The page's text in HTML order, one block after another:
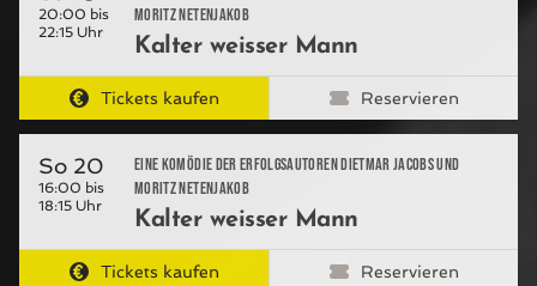
20:00 bis
22:15 Uhr
Moritz Netenjakob
Kalter weisser Mann
Tickets kaufen Reservieren
So 20
16:00 bis
18:15 Uhr
Eine Komödie der Erfolgsautoren Dietmar Jacobs und
Moritz Netenjakob
Kalter weisser Mann
Tickets kaufen Reservieren